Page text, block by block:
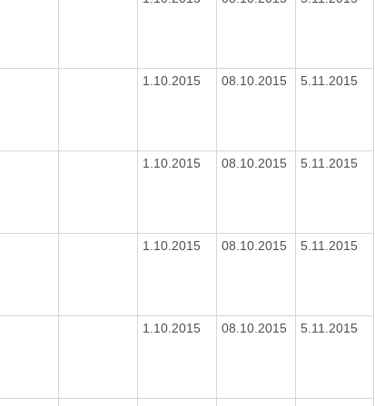
1.10.2015 08.10.2015 5.11.2015
1.10.2015 08.10.2015 5.11.2015
1.10.2015 08.10.2015 5.11.2015
1.10.2015 08.10.2015 5.11.2015